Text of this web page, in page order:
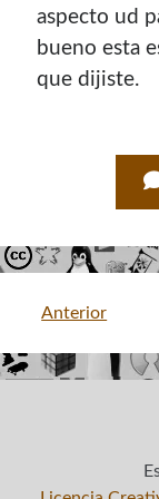
aspecto ud
bueno esta
que dijiste.
de
Anterior